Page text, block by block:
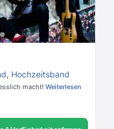
, Hochzeitsband
macht! Weiterlesen